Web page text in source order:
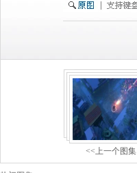
<<上一个图集